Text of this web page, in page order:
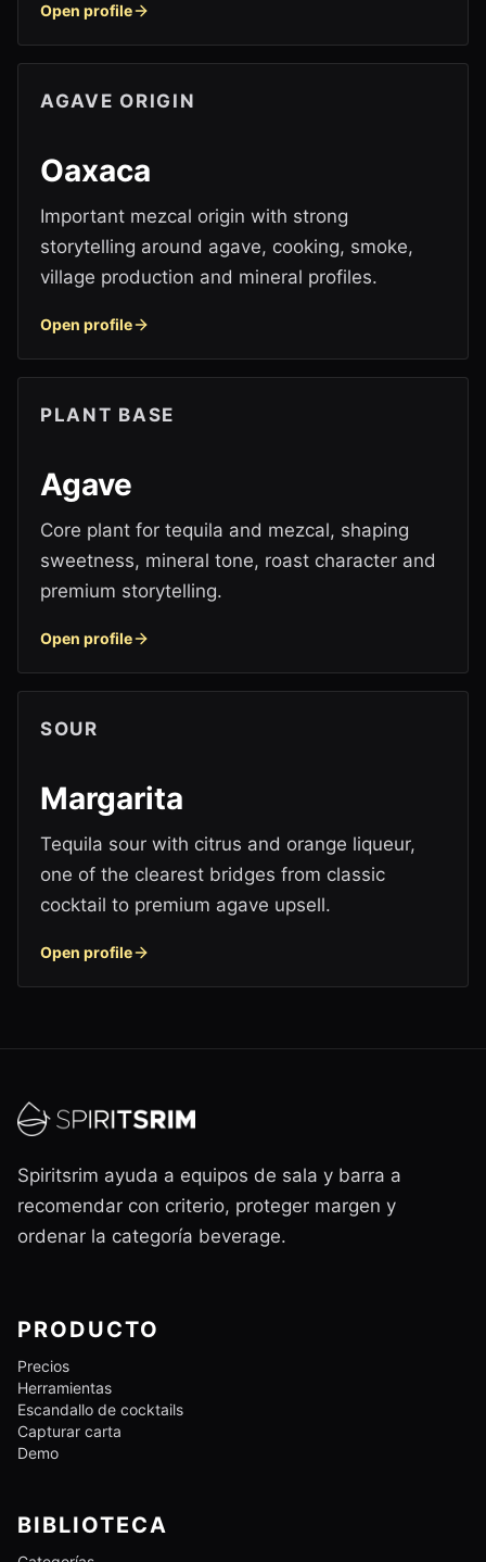
Open profile
AGAVE ORIGIN
Oaxaca
Important mezcal origin with strong
storytelling around agave, cooking, smoke,
village production and mineral profiles.
Open profile
PLANT BASE
Agave
Core plant for tequila and mezcal, shaping
sweetness, mineral tone, roast character and
premium storytelling.
Open profile
SOUR
Margarita
Tequila sour with citrus and orange liqueur,
one of the clearest bridges from classic
cocktail to premium agave upsell.
Open profile
Spiritsrim ayuda a equipos de sala y barra a
recomendar con criterio, proteger margen y
ordenar la categoría beverage.
PRODUCTO
Precios
Herramientas
Escandallo de cocktails
Capturar carta
Demo
BIBLIOTECA